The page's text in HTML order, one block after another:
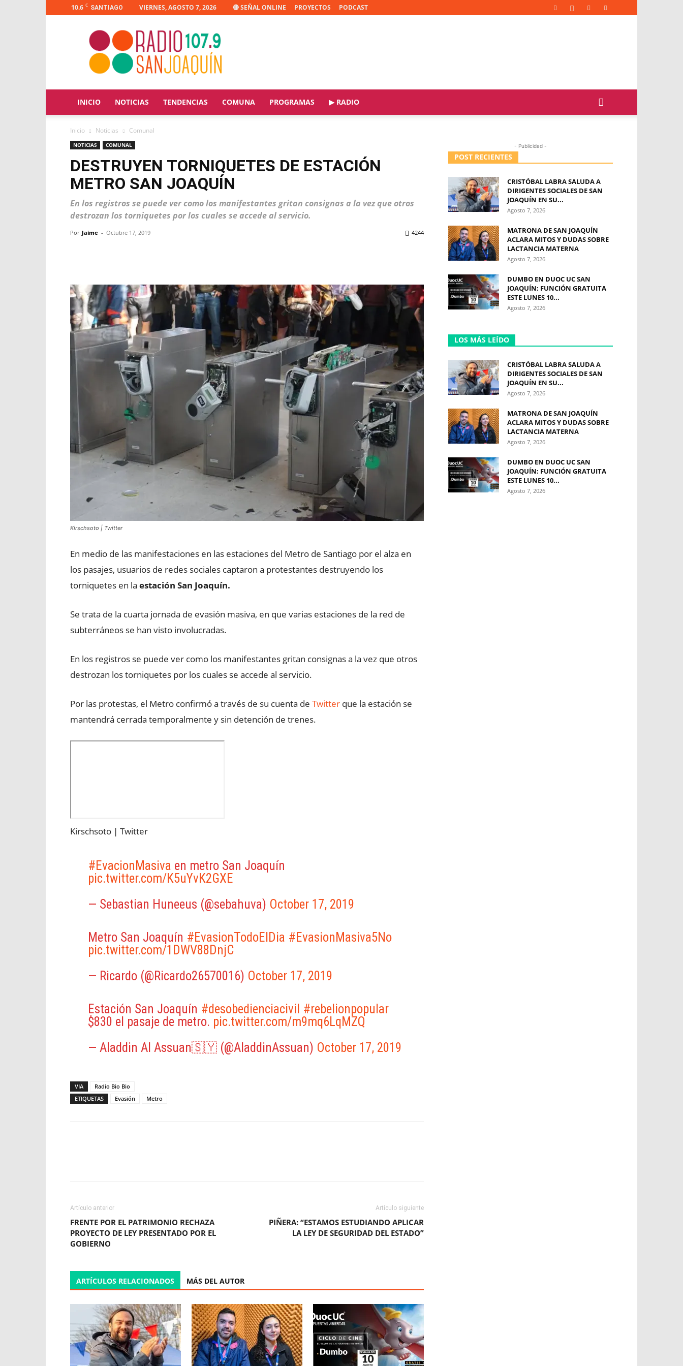
10.6 C SANTIAGO VIERNES, AGOSTO 7, 2026 🔴 SEÑAL ONLINE PROYECTOS PODCAST
Radio
Joaquín
INICIO NOTICIAS TENDENCIAS COMUNA PROGRAMAS ▶ RADIO
Inicio Noticias Comunal
NOTICIAS COMUNAL
DESTRUYEN TORNIQUETES DE ESTACIÓN
METRO SAN JOAQUÍN
En los registros se puede ver como los manifestantes gritan consignas a la vez que otros
destrozan los torniquetes por los cuales se accede al servicio.
Por Jaime - Octubre 17, 2019 4244
Kirschsoto | Twitter
En medio de las manifestaciones en las estaciones del Metro de Santiago por el alza en
los pasajes, usuarios de redes sociales captaron a protestantes destruyendo los
torniquetes en la estación San Joaquín.
Se trata de la cuarta jornada de evasión masiva, en que varias estaciones de la red de
subterráneos se han visto involucradas.
En los registros se puede ver como los manifestantes gritan consignas a la vez que otros
destrozan los torniquetes por los cuales se accede al servicio.
Por las protestas, el Metro confirmó a través de su cuenta de Twitter que la estación se
mantendrá cerrada temporalmente y sin detención de trenes.
Kirschsoto | Twitter
#EvacionMasiva en metro San Joaquín
pic.twitter.com/K5uYvK2GXE
— Sebastian Huneeus (@sebahuva) October 17, 2019
Metro San Joaquín #EvasionTodoElDia #EvasionMasiva5No
pic.twitter.com/1DWV88DnjC
— Ricardo (@Ricardo26570016) October 17, 2019
Estación San Joaquín #desobedienciacivil #rebelionpopular
$830 el pasaje de metro. pic.twitter.com/m9mq6LqMZQ
— Aladdin Al Assuan🇸🇾 (@AladdinAssuan) October 17, 2019
VIA
Radio Bio Bio
ETIQUETAS
Evasión Metro
Artículo anterior
FRENTE POR EL PATRIMONIO RECHAZA
PROYECTO DE LEY PRESENTADO POR EL
GOBIERNO
Artículo siguiente
PIÑERA: “ESTAMOS ESTUDIANDO APLICAR
LA LEY DE SEGURIDAD DEL ESTADO”
ARTÍCULOS RELACIONADOS MÁS DEL AUTOR
- Publicidad -
POST RECIENTES
CRISTÓBAL LABRA SALUDA A
DIRIGENTES SOCIALES DE SAN
JOAQUÍN EN SU...
Agosto 7, 2026
MATRONA DE SAN JOAQUÍN
ACLARA MITOS Y DUDAS SOBRE
LACTANCIA MATERNA
Agosto 7, 2026
DUMBO EN DUOC UC SAN
JOAQUÍN: FUNCIÓN GRATUITA
ESTE LUNES 10...
Agosto 7, 2026
LOS MÁS LEÍDO
CRISTÓBAL LABRA SALUDA A
DIRIGENTES SOCIALES DE SAN
JOAQUÍN EN SU...
Agosto 7, 2026
MATRONA DE SAN JOAQUÍN
ACLARA MITOS Y DUDAS SOBRE
LACTANCIA MATERNA
Agosto 7, 2026
DUMBO EN DUOC UC SAN
JOAQUÍN: FUNCIÓN GRATUITA
ESTE LUNES 10...
Agosto 7, 2026